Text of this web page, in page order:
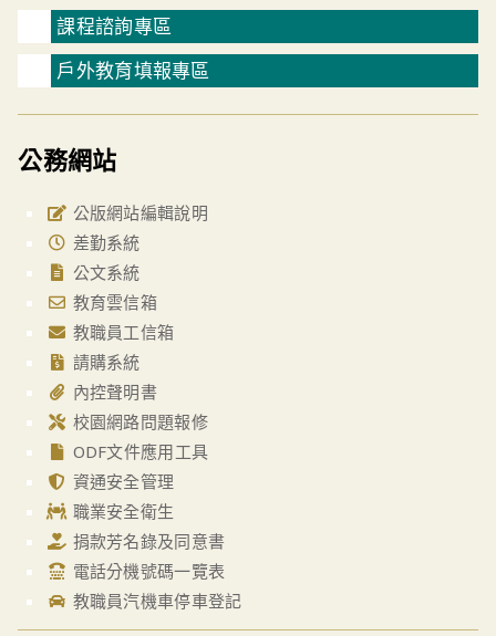
課程諮詢專區
戶外教育填報專區
公務網站
公版網站編輯說明
差勤系統
公文系統
教育雲信箱
教職員工信箱
請購系統
內控聲明書
校園網路問題報修
ODF文件應用工具
資通安全管理
職業安全衛生
捐款芳名錄及同意書
電話分機號碼一覽表
教職員汽機車停車登記